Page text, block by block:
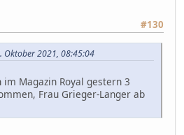
#130
2021, 08:45:04
Magazin Royal gestern 3
Frau Grieger-Langer ab